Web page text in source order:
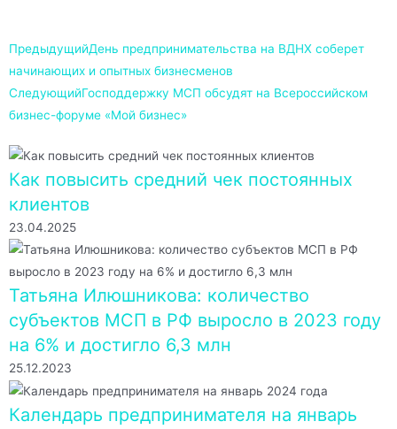
ПредыдущийДень предпринимательства на ВДНХ соберет
начинающих и опытных бизнесменов
СледующийГосподдержку МСП обсудят на Всероссийском
бизнес-форуме «Мой бизнес»
Как повысить средний чек постоянных
клиентов
23.04.2025
Татьяна Илюшникова: количество
субъектов МСП в РФ выросло в 2023 году
на 6% и достигло 6,3 млн
25.12.2023
Календарь предпринимателя на январь